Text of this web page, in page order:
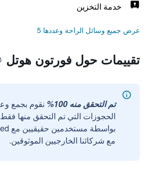
خدمة التخزين
عرض جميع وسائل الراحة وعددها 5
تقييمات حول فورتون هوتل
تم التحقق منه 100%
نقوم بجمع
الحجوزات التي تم التحقق منها فقط
مع شركائنا الخارجيين الموثوقين.